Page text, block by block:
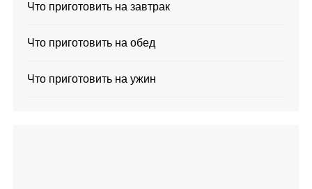
Что приготовить на завтрак
Что приготовить на обед
Что приготовить на ужин